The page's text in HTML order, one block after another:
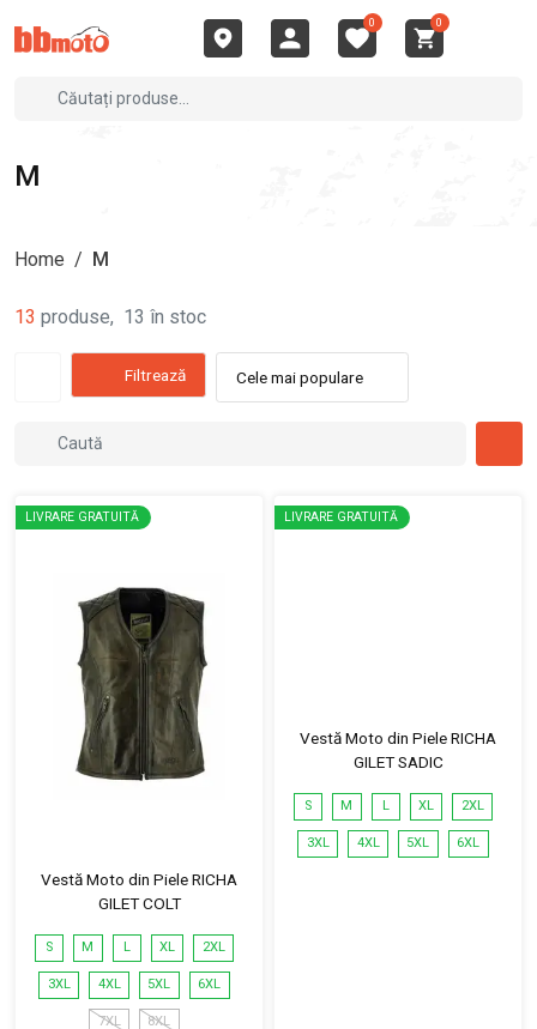
0 0
M
Home / M
13 produse, 13 în stoc
Filtrează Cele mai populare
LIVRARE GRATUITĂ
Vestă Moto din Piele RICHA
GILET COLT
S M L XL 2XL
3XL 4XL 5XL 6XL
7XL 8XL
LIVRARE GRATUITĂ
Vestă Moto din Piele RICHA
GILET SADIC
S M L XL 2XL
3XL 4XL 5XL 6XL